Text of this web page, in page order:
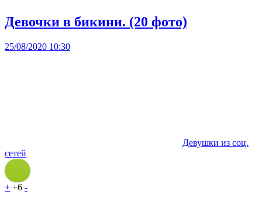
Девочки в бикини. (20 фото)
25/08/2020 10:30
Девушки из соц.
сетей
+ +6 -